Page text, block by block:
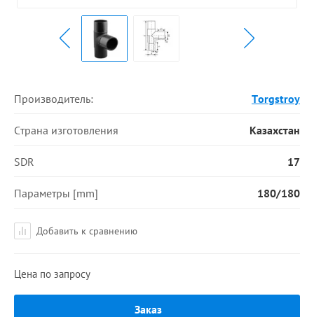
Производитель: Torgstroy
Страна изготовления Казахстан
SDR 17
Параметры [mm] 180/180
Добавить к сравнению
Цена по запросу
Заказ